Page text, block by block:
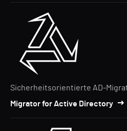
Sicherheitsorientierte AD-
Migrator for Active Directory